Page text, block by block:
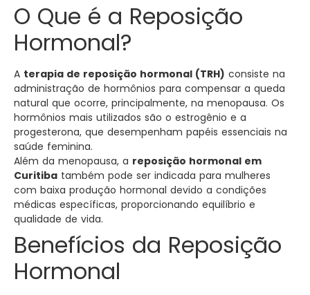
O Que é a Reposição
Hormonal?
A terapia de reposição hormonal (TRH) consiste na
administração de hormônios para compensar a queda
natural que ocorre, principalmente, na menopausa. Os
hormônios mais utilizados são o estrogênio e a
progesterona, que desempenham papéis essenciais na
saúde feminina.
Além da menopausa, a reposição hormonal em
Curitiba também pode ser indicada para mulheres
com baixa produção hormonal devido a condições
médicas específicas, proporcionando equilíbrio e
qualidade de vida.
Benefícios da Reposição
Hormonal